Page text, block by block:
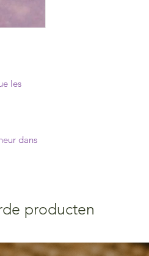
les
dans
producten